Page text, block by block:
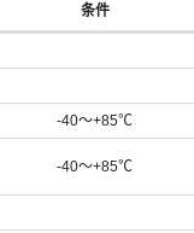
条件
-40～+85℃
-40～+85℃